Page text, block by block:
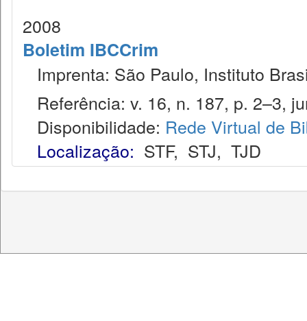
2008
Boletim IBCCrim
Imprenta: São Paulo, Instituto
Referência: v. 16, n. 187, p. 2–3,
Disponibilidade: Rede Virtual de
Localização: STF, STJ, TJD